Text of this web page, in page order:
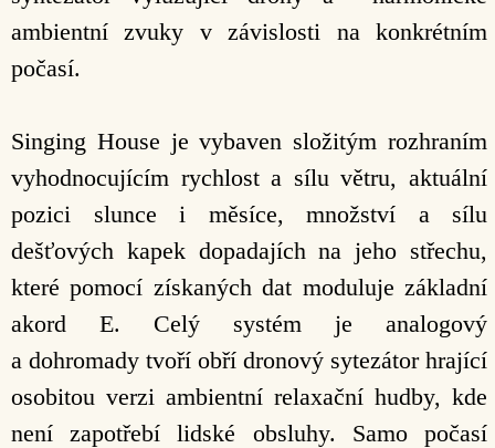
ambientní zvuky v závislosti na konkrétním
počasí.
Singing House je vybaven složitým rozhraním
vyhodnocujícím rychlost a sílu větru, aktuální
pozici slunce i měsíce, množství a sílu
dešťových kapek dopadajích na jeho střechu,
které pomocí získaných dat moduluje základní
akord E. Celý systém je analogový
a dohromady tvoří obří dronový sytezátor hrající
osobitou verzi ambientní relaxační hudby, kde
není zapotřebí lidské obsluhy. Samo počasí